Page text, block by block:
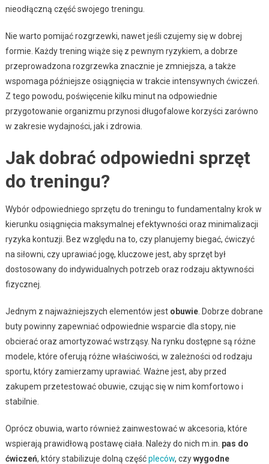
nieodłączną część swojego treningu.
Nie warto pomijać rozgrzewki, nawet jeśli czujemy się w dobrej
formie. Każdy trening wiąże się z pewnym ryzykiem, a dobrze
przeprowadzona rozgrzewka znacznie je zmniejsza, a także
wspomaga późniejsze osiągnięcia w trakcie intensywnych ćwiczeń.
Z tego powodu, poświęcenie kilku minut na odpowiednie
przygotowanie organizmu przynosi długofalowe korzyści zarówno
w zakresie wydajności, jak i zdrowia.
Jak dobrać odpowiedni sprzęt
do treningu?
Wybór odpowiedniego sprzętu do treningu to fundamentalny krok w
kierunku osiągnięcia maksymalnej efektywności oraz minimalizacji
ryzyka kontuzji. Bez względu na to, czy planujemy biegać, ćwiczyć
na siłowni, czy uprawiać jogę, kluczowe jest, aby sprzęt był
dostosowany do indywidualnych potrzeb oraz rodzaju aktywności
fizycznej.
Jednym z najważniejszych elementów jest obuwie. Dobrze dobrane
buty powinny zapewniać odpowiednie wsparcie dla stopy, nie
obcierać oraz amortyzować wstrząsy. Na rynku dostępne są różne
modele, które oferują różne właściwości, w zależności od rodzaju
sportu, który zamierzamy uprawiać. Ważne jest, aby przed
zakupem przetestować obuwie, czując się w nim komfortowo i
stabilnie.
Oprócz obuwia, warto również zainwestować w akcesoria, które
wspierają prawidłową postawę ciała. Należy do nich m.in. pas do
ćwiczeń, który stabilizuje dolną częśćpleców, czywygodne